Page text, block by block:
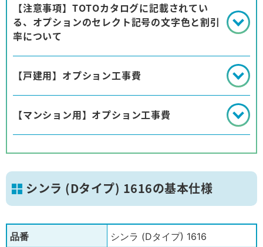
【注意事項】TOTOカタログに記載されてい
る、オプションのセレクト記号の文字色と割引
率について
【戸建用】オプション工事費
【マンション用】オプション工事費
シンラ (Dタイプ) 1616の基本仕様
品番
シンラ (Dタイプ) 1616